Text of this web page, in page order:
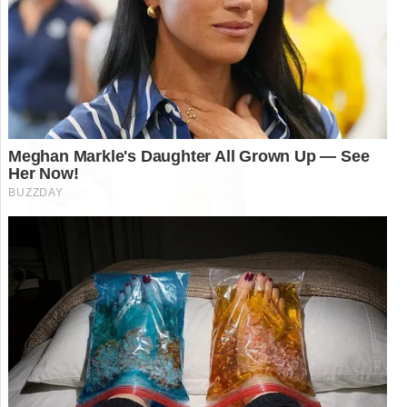
Guia completo para obter pão caseiro
extremamente fofinho: proporções, técnicas,
papel do vinagre e seleção dos melhores
ingredientes e utensílios.